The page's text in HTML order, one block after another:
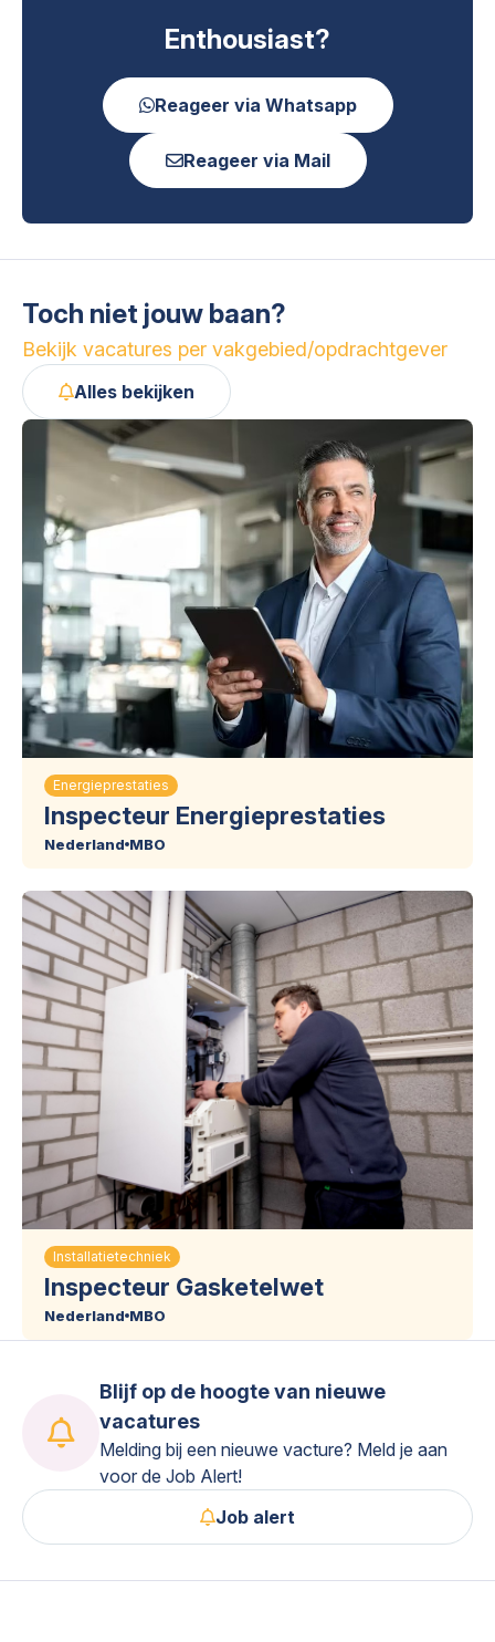
Enthousiast?
Reageer via Whatsapp
Reageer via Mail
Toch niet jouw baan?
Bekijk vacatures per vakgebied/opdrachtgever
Alles bekijken
Energieprestaties
Inspecteur Energieprestaties
Nederland MBO
Installatietechniek
Inspecteur Gasketelwet
Nederland MBO
Blijf op de hoogte van nieuwe
vacatures
Melding bij een nieuwe vacture? Meld je aan
voor de Job Alert!
Job alert